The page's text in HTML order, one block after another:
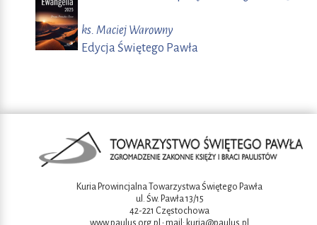
ks. Maciej Warowny
Edycja Świętego Pawła
Kuria Prowincjalna Towarzystwa Świętego Pawła
ul. Św. Pawła 13/15
42-221 Częstochowa